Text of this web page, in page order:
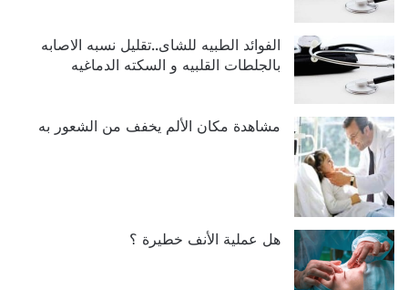
الفوائد الطبيه للشاى..تقليل نسبه الاصابه
بالجلطات القلبيه و السكته الدماغيه
مشاهدة مكان الألم يخفف من الشعور به
هل عملية الأنف خطيرة ؟